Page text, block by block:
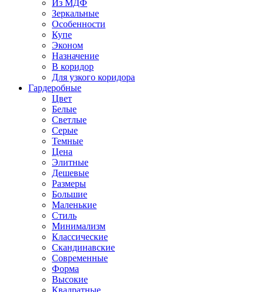
Из МДФ
Зеркальные
Особенности
Купе
Эконом
Назначение
В коридор
Для узкого коридора
Гардеробные
Цвет
Белые
Светлые
Серые
Темные
Цена
Элитные
Дешевые
Размеры
Большие
Маленькие
Стиль
Минимализм
Классические
Скандинавские
Современные
Форма
Высокие
Квадратные